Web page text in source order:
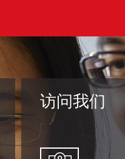
访问我们